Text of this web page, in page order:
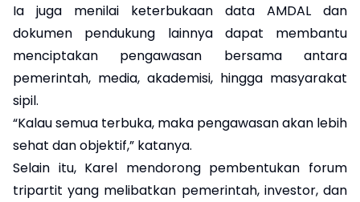
Ia juga menilai keterbukaan data AMDAL dan
dokumen pendukung lainnya dapat membantu
menciptakan pengawasan bersama antara
pemerintah, media, akademisi, hingga masyarakat
sipil.
“Kalau semua terbuka, maka pengawasan akan lebih
sehat dan objektif,” katanya.
Selain itu, Karel mendorong pembentukan forum
tripartit yang melibatkan pemerintah, investor, dan